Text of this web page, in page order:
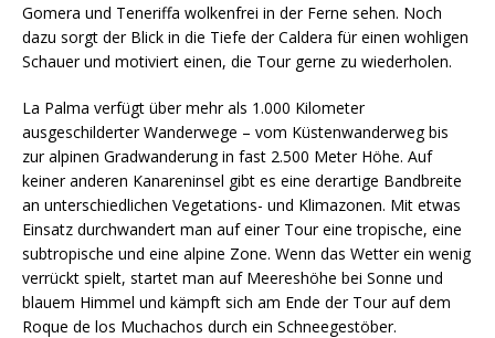
Gomera und Teneriffa wolkenfrei in der Ferne sehen. Noch
dazu sorgt der Blick in die Tiefe der Caldera für einen wohligen
Schauer und motiviert einen, die Tour gerne zu wiederholen.
La Palma verfügt über mehr als 1.000 Kilometer
ausgeschilderter Wanderwege – vom Küstenwanderweg bis
zur alpinen Gradwanderung in fast 2.500 Meter Höhe. Auf
keiner anderen Kanareninsel gibt es eine derartige Bandbreite
an unterschiedlichen Vegetations- und Klimazonen. Mit etwas
Einsatz durchwandert man auf einer Tour eine tropische, eine
subtropische und eine alpine Zone. Wenn das Wetter ein wenig
verrückt spielt, startet man auf Meereshöhe bei Sonne und
blauem Himmel und kämpft sich am Ende der Tour auf dem
Roque de los Muchachos durch ein Schneegestöber.